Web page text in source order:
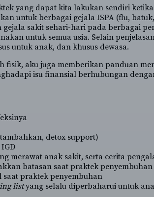
yang dapat kita lakukan sendiri
untuk berbagai gejala ISPA (flu,
sakit sehari-hari pada berbagai
untuk semua usia. Selain
untuk anak, dan khusus dewasa.
aku juga memberikan panduan
isu finansial berhubungan
detox support)
merawat anak sakit, serta cerita
batasan saat praktek
praktek penyembuhan
listyang selalu diperbaharui untuk